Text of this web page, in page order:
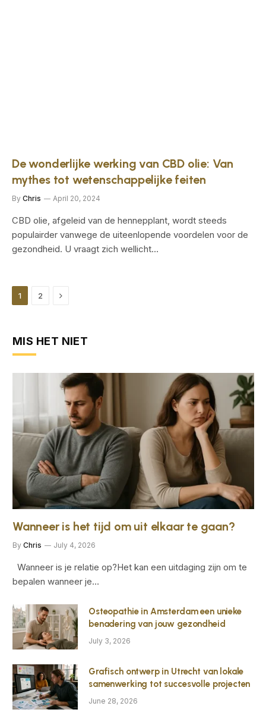
De wonderlijke werking van CBD olie: Van
mythes tot wetenschappelijke feiten
By Chris April 20, 2024
CBD olie, afgeleid van de hennepplant, wordt steeds
populairder vanwege de uiteenlopende voordelen voor de
gezondheid. U vraagt zich wellicht…
1 2 Next
MIS HET NIET
Wanneer is het tijd om uit elkaar te gaan?
By Chris July 4, 2026
Wanneer is je relatie op?Het kan een uitdaging zijn om te
bepalen wanneer je…
Osteopathie in Amsterdam een unieke
benadering van jouw gezondheid
July 3, 2026
Grafisch ontwerp in Utrecht van lokale
samenwerking tot succesvolle projecten
June 28, 2026